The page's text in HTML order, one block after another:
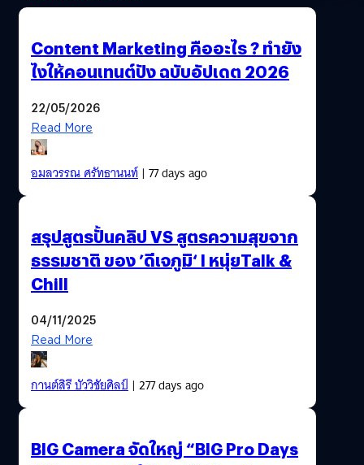
Content Marketing คืออะไร ? ทำยัง
ไงให้คอนเทนต์ปัง ฉบับอัปเดต 2026
22/05/2026
Read More
อมลวรรณ ศรัทธานนท์| 77 days ago
สรุปสูตรปั้นคลิป VS สูตรความสุขจาก
ธรรมชาติ ของ ’ดีเจภูมิ‘ l หนุ่ยTalk &
Chill
04/11/2025
Read More
กานต์สิรี บัววิชัยศิลป์| 277 days ago
BIG Camera จัดใหญ่ “BIG Pro Days